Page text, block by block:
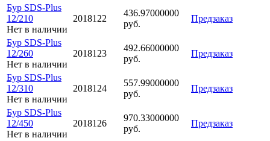
Бур SDS-Plus
12/210
Нет в наличии
2018122
436.97000000
руб.
Предзаказ
Бур SDS-Plus
12/260
Нет в наличии
2018123
492.66000000
руб.
Предзаказ
Бур SDS-Plus
12/310
Нет в наличии
2018124
557.99000000
руб.
Предзаказ
Бур SDS-Plus
12/450
Нет в наличии
2018126
970.33000000
руб.
Предзаказ